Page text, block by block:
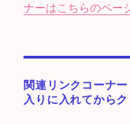
ナーはこちらのペー
関連リンクコーナ
入りに入れてから